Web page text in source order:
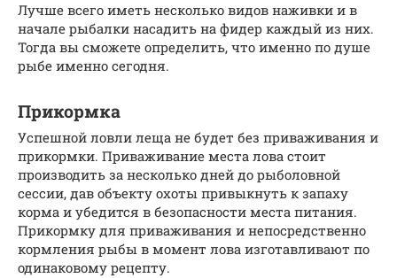
Лучше всего иметь несколько видов наживки и в
начале рыбалки насадить на фидер каждый из них.
Тогда вы сможете определить, что именно по душе
рыбе именно сегодня.
Прикормка
Успешной ловли леща не будет без приваживания и
прикормки. Приваживание места лова стоит
производить за несколько дней до рыболовной
сессии, дав объекту охоты привыкнуть к запаху
корма и убедится в безопасности места питания.
Прикормку для приваживания и непосредственно
кормления рыбы в момент лова изготавливают по
одинаковому рецепту.